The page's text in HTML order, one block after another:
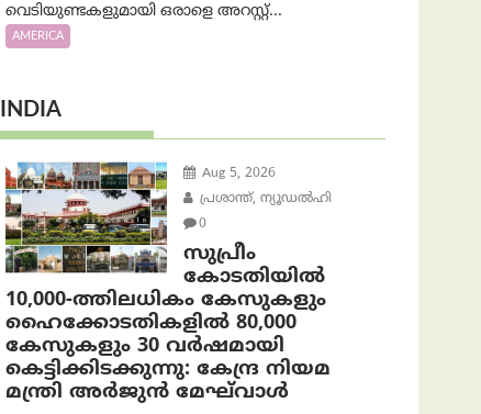
വെടിയുണ്ടകളുമായി ഒരാളെ അറസ്റ്റ്...
AMERICA
INDIA
Aug 5, 2026
പ്രശാന്ത്, ന്യൂഡല്‍ഹി
0
സുപ്രീം
കോടതിയിൽ
10,000-ത്തിലധികം കേസുകളും
ഹൈക്കോടതികളിൽ 80,000
കേസുകളും 30 വർഷമായി
കെട്ടിക്കിടക്കുന്നു: കേന്ദ്ര നിയമ
മന്ത്രി അര്‍ജുന്‍ മേഘ്‌വാള്‍